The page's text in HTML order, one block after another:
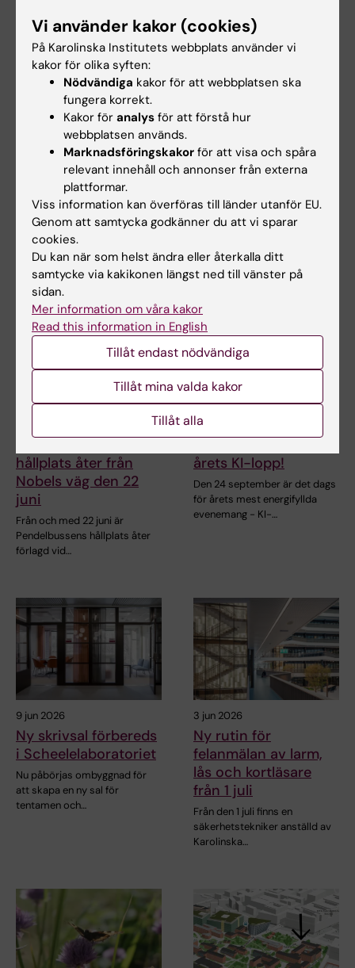
Relaterat
Intervju med Eva Stenberg Artursson, Malå
Sameförening, efter beslutet om repat…
En oväntad historisk upptäckt i KI:s samlingar
KI Play: Historien om Christina Larsdotter och KI
Frågor och svar om mänskliga kvarlevor i KI:s
samlingar
Ny biografi om Christina Larsdotter
Bokning av sal Christina Larsdotter
Relaterade artiklar
hållplats åter från
Nobels väg den 22
juni
Från och med 22 juni är
Pendelbussens hållplats åter
förlagd vid…
11 jun 2026
årets KI-lopp!
Den 24 september är det dags
för årets mest energifyllda
evenemang - KI-…
9 jun 2026
Ny skrivsal förbereds
i Scheelelaboratoriet
Nu påbörjas ombyggnad för
att skapa en ny sal för
tentamen och…
3 jun 2026
Ny rutin för
felanmälan av larm,
lås och kortläsare
från 1 juli
Från den 1 juli finns en
säkerhetstekniker anställd av
Karolinska…
Vi använder kakor (cookies)
På Karolinska Institutets webbplats använder vi
kakor för olika syften:
Nödvändiga kakor för att webbplatsen ska
fungera korrekt.
Kakor för analys för att förstå hur
webbplatsen används.
Marknadsföringskakor för att visa och spåra
relevant innehåll och annonser från externa
plattformar.
Viss information kan överföras till länder utanför EU.
Genom att samtycka godkänner du att vi sparar
cookies.
Du kan när som helst ändra eller återkalla ditt
samtycke via kakikonen längst ned till vänster på
sidan.
Mer information om våra kakor
Read this information in English
Tillåt endast nödvändiga
Tillåt mina valda kakor
Tillåt alla